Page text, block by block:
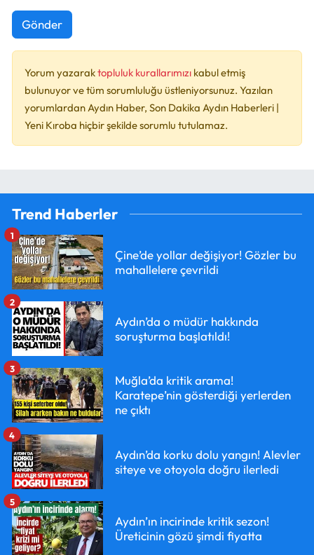
Gönder
Yorum yazaraktopluluk kurallarımızı kabul etmiş
bulunuyor ve tüm sorumluluğu üstleniyorsunuz. Yazılan
yorumlardan Aydın Haber, Son Dakika Aydın Haberleri |
Yeni Kıroba hiçbir şekilde sorumlu tutulamaz.
Trend Haberler
Çine’de yollar değişiyor! Gözler bu
mahallelere çevrildi
1
Aydın’da o müdür hakkında
soruşturma başlatıldı!
2
Muğla’da kritik arama!
Karatepe’nin gösterdiği yerlerden
ne çıktı
3
Aydın’da korku dolu yangın! Alevler
siteye ve otoyola doğru ilerledi
4
Aydın’ın incirinde kritik sezon!
Üreticinin gözü şimdi fiyatta
5